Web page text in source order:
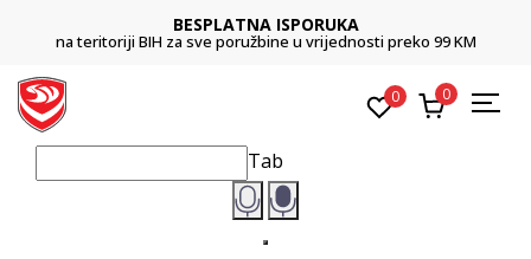
BESPLATNA ISPORUKA
na teritoriji BIH za sve poružbine u vrijednosti preko 99 KM
0 0
Tab